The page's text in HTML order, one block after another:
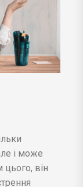
і може
цього, він